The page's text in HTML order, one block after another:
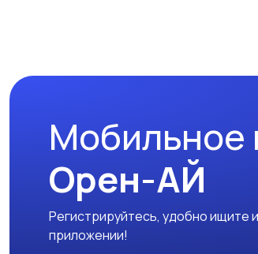
Мобильное
Орен-АЙ
Регистрируйтесь, удобно ищите
приложении!